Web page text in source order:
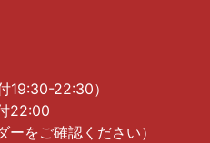
22:30）
22:00
をご確認ください）